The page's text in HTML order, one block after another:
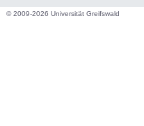
© 2009-2026 Universität Greifswald